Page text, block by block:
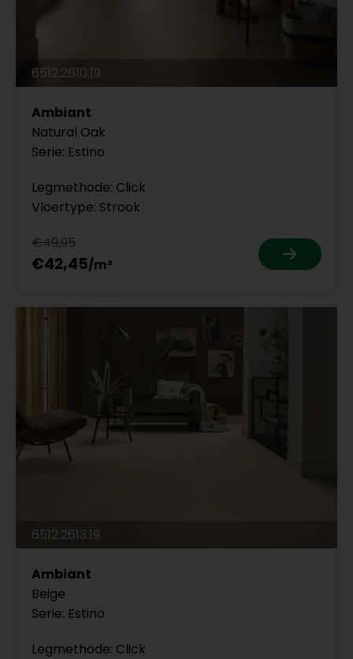
6512.2610.19
Ambiant
Natural Oak
Serie: Estino
Legmethode: Click
Vloertype: Strook
€49,95
€42,45
6512.2613.19
Ambiant
Beige
Serie: Estino
Legmethode: Click